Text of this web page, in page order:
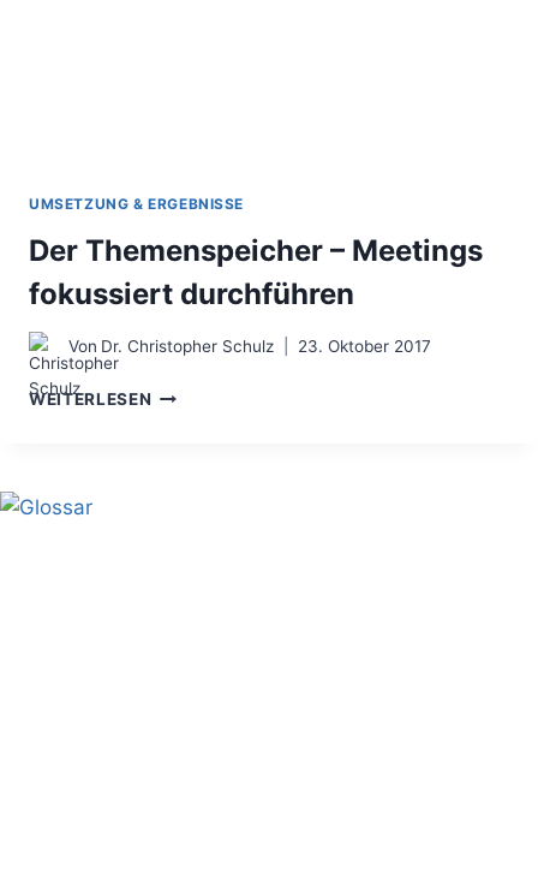
UMSETZUNG & ERGEBNISSE
Der Themenspeicher – Meetings
fokussiert durchführen
Von Dr. Christopher Schulz 23. Oktober 2017
WEITERLESEN DER